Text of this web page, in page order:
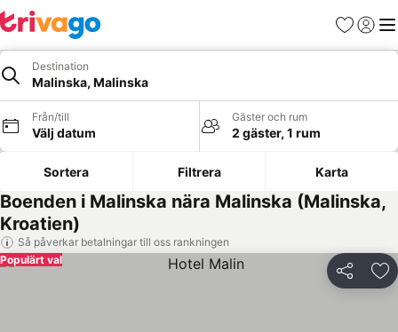
Favoriter
Logga
Destination
Malinska, Malinska
Från/till
Välj datum
Gäster och rum
2 gäster, 1 rum
Sortera Filtrera Karta
Boenden i Malinska nära Malinska (Malinska,
Kroatien)
Så påverkar betalningar till oss rankningen
Dela
Populärt val